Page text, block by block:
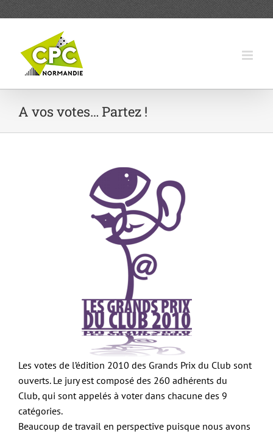
A vos votes… Partez !
Les votes de l’édition 2010 des Grands Prix du Club sont
ouverts. Le jury est composé des 260 adhérents du
Club, qui sont appelés à voter dans chacune des 9
catégories.
Beaucoup de travail en perspective puisque nous avons